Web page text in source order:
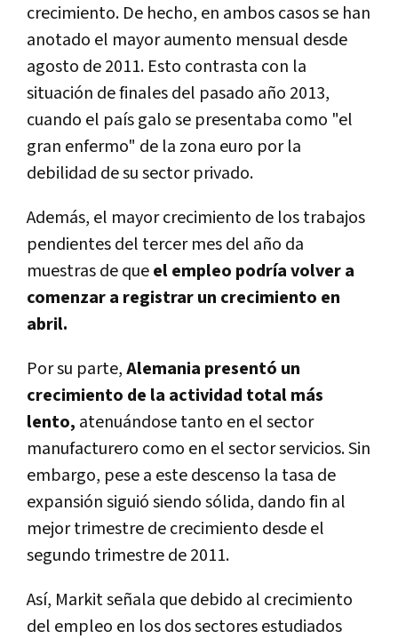
crecimiento. De hecho, en ambos casos se han
anotado el mayor aumento mensual desde
agosto de 2011. Esto contrasta con la
situación de finales del pasado año 2013,
cuando el país galo se presentaba como "el
gran enfermo" de la zona euro por la
debilidad de su sector privado.
Además, el mayor crecimiento de los trabajos
pendientes del tercer mes del año da
muestras de queel empleo podría volver a
comenzar a registrar un crecimiento en
abril.
Por su parte,Alemania presentó un
crecimiento de la actividad total más
lento, atenuándose tanto en el sector
manufacturero como en el sector servicios. Sin
embargo, pese a este descenso la tasa de
expansión siguió siendo sólida, dando fin al
mejor trimestre de crecimiento desde el
segundo trimestre de 2011.
Así, Markit señala que debido al crecimiento
del empleo en los dos sectores estudiados